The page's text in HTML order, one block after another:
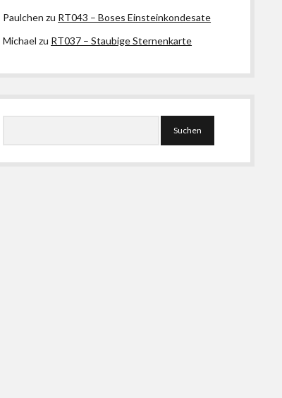
Paulchen zu RT043 – Boses Einsteinkondesate
Michael zu RT037 – Staubige Sternenkarte